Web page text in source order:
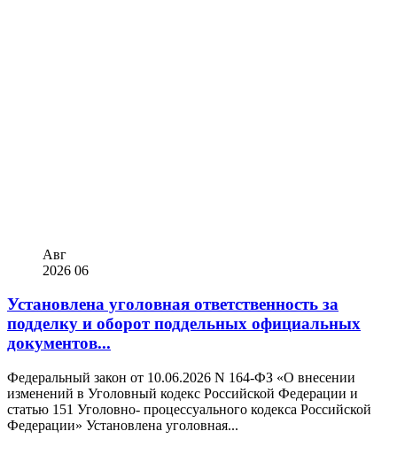
Авг
2026 06
Установлена уголовная ответственность за
подделку и оборот поддельных официальных
документов...
Федеральный закон от 10.06.2026 N 164-ФЗ «О внесении
изменений в Уголовный кодекс Российской Федерации и
статью 151 Уголовно- процессуального кодекса Российской
Федерации» Установлена уголовная...